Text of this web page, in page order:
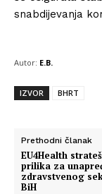
snabdijevanja
Autor: E.B.
IZVOR BHRT
Prethodni članak
EU4Health
prilika za
zdravstvenog
BiH